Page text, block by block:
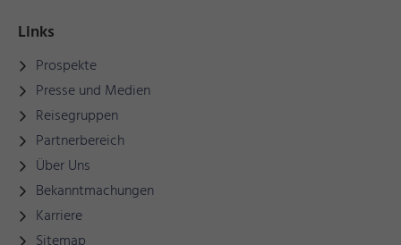
Links
Prospekte
Presse und Medien
Reisegruppen
Partnerbereich
Über Uns
Bekanntmachungen
Karriere